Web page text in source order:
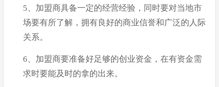
5、加盟商具备一定的经营经验，同时要对当地市
场要有所了解，拥有良好的商业信誉和广泛的人际
关系。
6、加盟商要准备好足够的创业资金，在有资金需
求时要能及时的拿的出来。